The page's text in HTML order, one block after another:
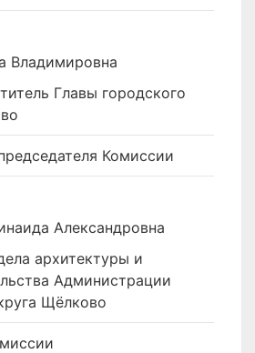
Владимировна
Главы городского
Комиссии
Александровна
архитектуры и
Администрации
Щёлково